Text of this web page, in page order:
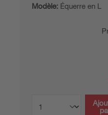
Modèle: Équerre en L